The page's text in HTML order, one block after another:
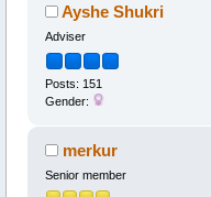
Ayshe Shukri
Adviser
Posts: 151
Gender:
merkur
Senior member